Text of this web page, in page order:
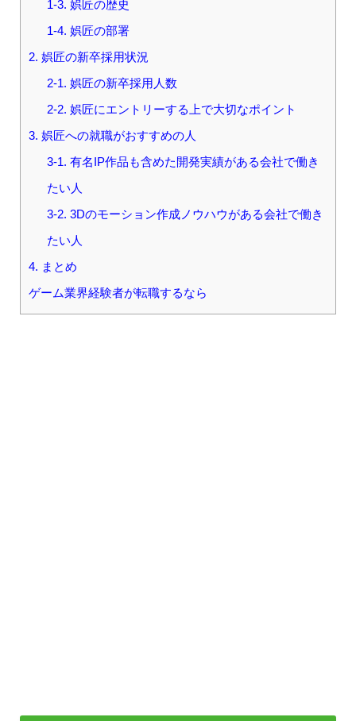
1-3. 娯匠の歴史
1-4. 娯匠の部署
2. 娯匠の新卒採用状況
2-1. 娯匠の新卒採用人数
2-2. 娯匠にエントリーする上で大切なポイント
3. 娯匠への就職がおすすめの人
3-1. 有名IP作品も含めた開発実績がある会社で働き
たい人
3-2. 3Dのモーション作成ノウハウがある会社で働き
たい人
4. まとめ
ゲーム業界経験者が転職するなら